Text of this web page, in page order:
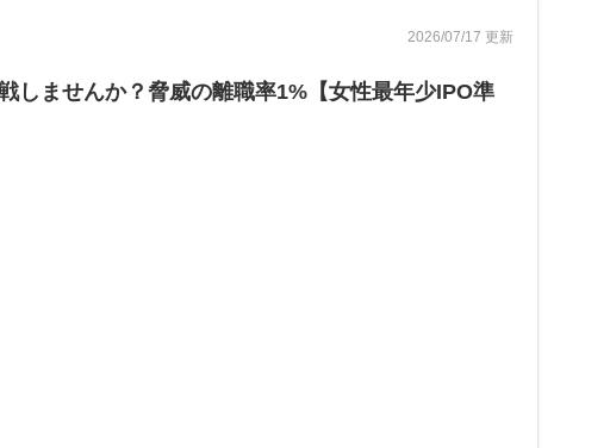
2026/07/17 更新
しませんか？脅威の離職率1%【女性最年少IPO準